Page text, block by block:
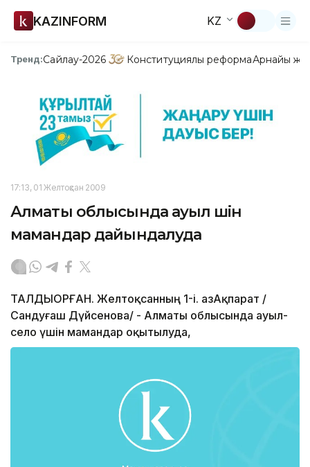
KAZINFORM KZ
Тренд:Сайлау-2026 Конституциялық реформаАрнайы
17:13, 01 Желтоқсан 2009
Алматы облысында ауыл үшін
мамандар дайындалуда
ТАЛДЫҚОРҒАН. Желтоқсанның 1-і. ҚазАқпарат /
Сандуғаш Дүйсенова/ - Алматы облысында ауыл-
село үшін мамандар оқытылуда,